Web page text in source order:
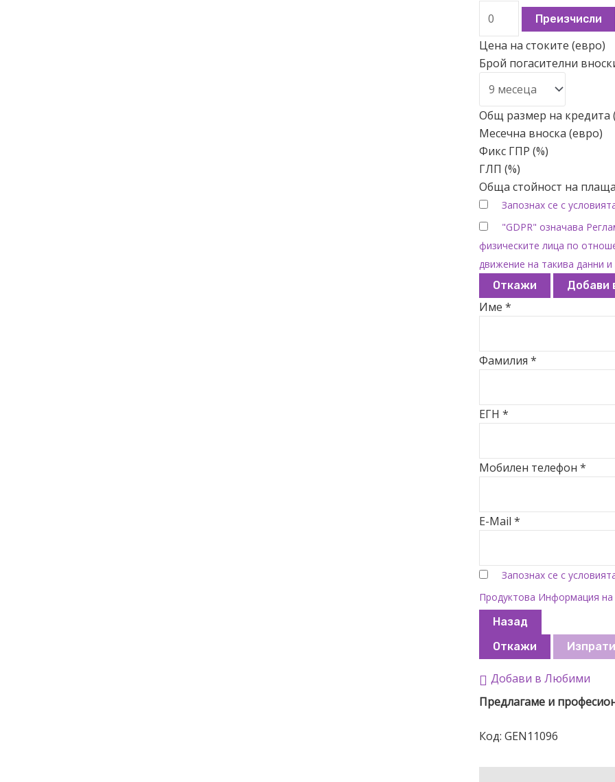
Преизчисли
Цена на стоките (евро)
Брой погасителни
Общ размер на кредита
Месечна вноска (евро)
Фикс ГПР (%)
ГЛП (%)
Обща стойност на
Запознах се с
"GDPR" означава
физическите лица по
движение на такива данни
Откажи
Добави
Име *
Фамилия *
ЕГН *
Мобилен телефон *
E-Mail *
Запознах се с
Продуктова Информация
Назад
Откажи
Изпрати
Добави в Любими
Предлагаме и
Код: GEN11096